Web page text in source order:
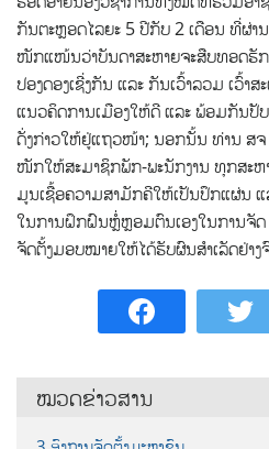
ກັນຕະຫຼອດໄລຍະ 5 ປີກັບ 2 ເດືອນ ທີ່ຜ່າ
ໜັກແໜ້ນວ່າບັນດາສະຫາຍຈະສືບທອດຮັ
ປອງດອງເຊີ່ງກັນ ແລະ ກັນເວົ້າລວມ ເວົ້າ
ແນວຄິດການເມືອງໃຫ້ດີ ແລະ ພ້ອມກັນປັ
ດັ່ງກ່າວໃຫ້ຢູ່ແຖວໜ້າ; ນອກນັ້ນ ທ່ານ ສ
ໜັກໃຫ້ສະມາຊິກພັກ-ພະນັກງານ ທຸກສະ
ມູນເຊື້ອຄວາມສາມັກຄີໃຫ້ເປັນປຶກແຜ່ນ
ໃນການຝຶກຝົນຫຼໍ່ຫຼອມຕົນເອງໃນການຈັ
ຈັດຕັ້ງມອບໝາຍໃຫ້ໄດ້ຮັບຜົນສໍາເລັດຢ່າງ
ໝວດຂ່າວສານ